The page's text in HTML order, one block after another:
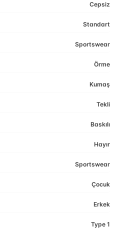
Cepsiz
Standart
Sportswear
Örme
Kumaş
Tekli
Baskılı
Hayır
Sportswear
Çocuk
Erkek
Type 1